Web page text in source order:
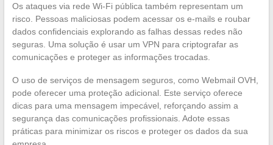
Os ataques via rede Wi-Fi pública também representam um
risco. Pessoas maliciosas podem acessar os e-mails e roubar
dados confidenciais explorando as falhas dessas redes não
seguras. Uma solução é usar um VPN para criptografar as
comunicações e proteger as informações trocadas.
O uso de serviços de mensagem seguros, como Webmail OVH,
pode oferecer uma proteção adicional. Este serviço oferece
dicas para uma mensagem impecável, reforçando assim a
segurança das comunicações profissionais. Adote essas
práticas para minimizar os riscos e proteger os dados da sua